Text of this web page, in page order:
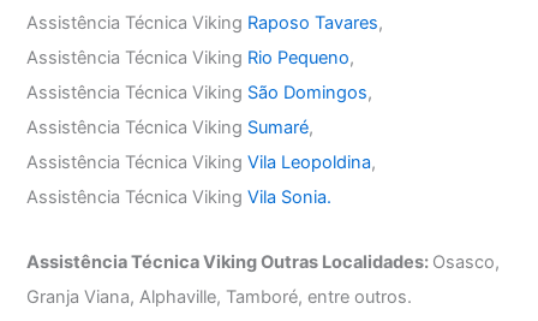
Assistência Técnica Viking Raposo Tavares,
Assistência Técnica Viking Rio Pequeno,
Assistência Técnica Viking São Domingos,
Assistência Técnica Viking Sumaré,
Assistência Técnica VikingVila Leopoldina,
Assistência Técnica VikingVila Sonia.
Assistência Técnica Viking Outras Localidades: Osasco,
Granja Viana, Alphaville, Tamboré, entre outros.